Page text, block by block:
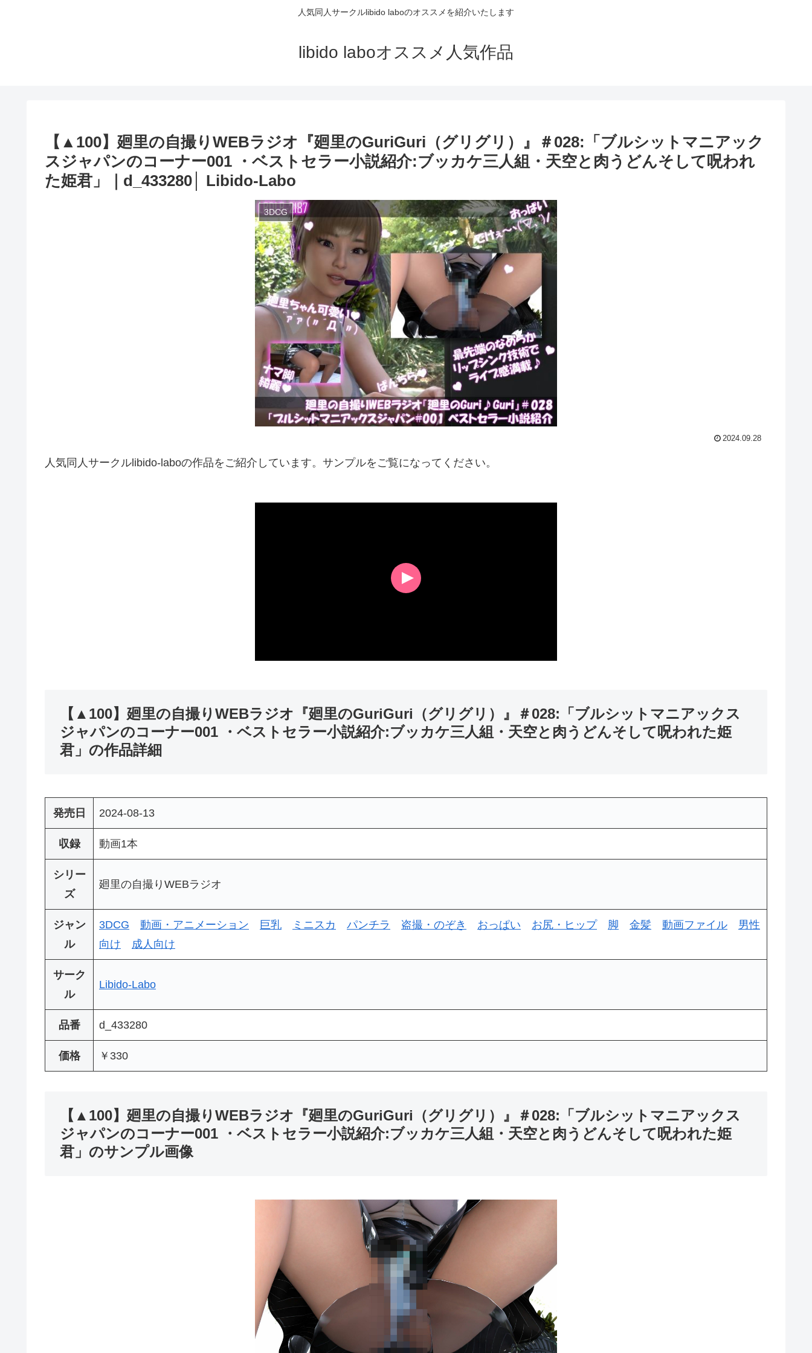
人気同人サークルlibido laboのオススメを紹介いたします
libido laboオススメ人気作品
【▲100】廻里の自撮りWEBラジオ『廻里のGuriGuri（グリグリ）』＃028:「ブルシットマニアック
スジャパンのコーナー001 ・ベストセラー小説紹介:ブッカケ三人組・天空と肉うどんそして呪われ
た姫君」｜d_433280│ Libido-Labo
3DCG
2024.09.28
人気同人サークルlibido-laboの作品をご紹介しています。サンプルをご覧になってください。
【▲100】廻里の自撮りWEBラジオ『廻里のGuriGuri（グリグリ）』＃028:「ブルシットマニアックス
ジャパンのコーナー001 ・ベストセラー小説紹介:ブッカケ三人組・天空と肉うどんそして呪われた姫
君」の作品詳細
発売日 2024-08-13
収録 動画1本
シリー
ズ
廻里の自撮りWEBラジオ
ジャン
ル
3DCG 動画・アニメーション 巨乳 ミニスカ パンチラ 盗撮・のぞき おっぱい お尻・ヒップ 脚 金髪 動画ファイル
男性
向け
成人向け
サーク
ル
Libido-Labo
品番 d_433280
価格 ￥330
【▲100】廻里の自撮りWEBラジオ『廻里のGuriGuri（グリグリ）』＃028:「ブルシットマニアックス
ジャパンのコーナー001 ・ベストセラー小説紹介:ブッカケ三人組・天空と肉うどんそして呪われた姫
君」のサンプル画像